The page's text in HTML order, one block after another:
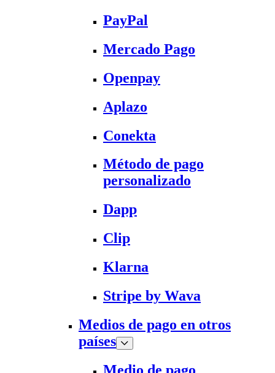
PayPal
Mercado Pago
Openpay
Aplazo
Conekta
Método de pago
personalizado
Dapp
Clip
Klarna
Stripe by Wava
Medios de pago en otros
países